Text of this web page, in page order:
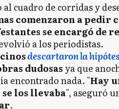
al cuadro de corridas y
comenzaron a pedir
se encargó de
a los periodistas.
descartaron la
dudosas ya que
encontrado nada. "Hay
los llevaba", aseguró
.